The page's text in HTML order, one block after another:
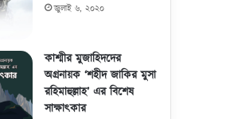
জুলাই ৬, ২০২০
কাশ্মীর মুজাহিদদের
অগ্রনায়ক ‘শহীদ জাকির মুসা
রহিমাহুল্লাহ’ এর বিশেষ
সাক্ষাৎকার